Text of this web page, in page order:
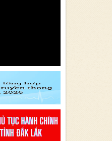
về việc thực hiện
thực hiện Nghị
05/01/2024 của
giải pháp chủ yếu
triển kinh tế - xã
nhà nước năm